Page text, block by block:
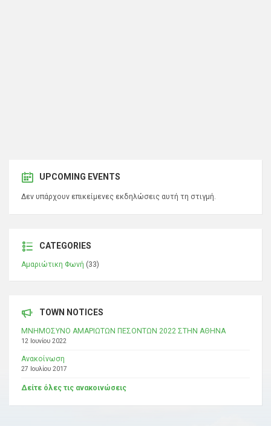
UPCOMING EVENTS
Δεν υπάρχουν επικείμενες εκδηλώσεις αυτή τη στιγμή.
CATEGORIES
Αμαριώτικη Φωνή (33)
TOWN NOTICES
ΜΝΗΜΟΣΥΝΟ ΑΜΑΡΙΩΤΩΝ ΠΕΣΟΝΤΩΝ 2022 ΣΤΗΝ ΑΘΗΝΑ
12 Ιουνίου 2022
Ανακοίνωση
27 Ιουλίου 2017
Δείτε όλες τις ανακοινώσεις